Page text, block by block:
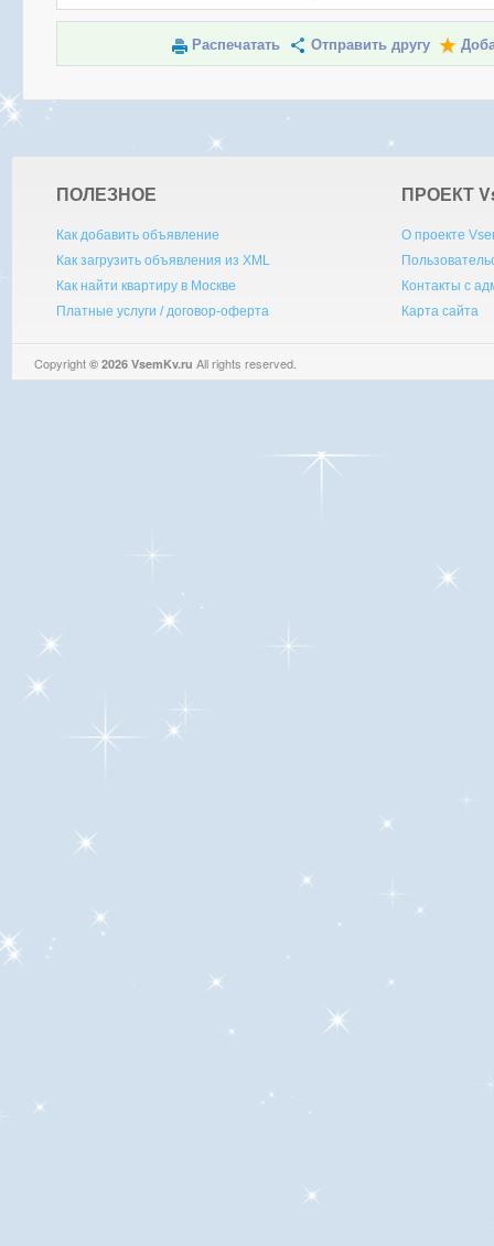
Распечатать Отправить другу
ПОЛЕЗНОЕ
Как добавить объявление
Как загрузить объявления из XML
Как найти квартиру в Москве
Платные услуги / договор-оферта
ПРОЕКТ V
О проекте
Контакты с
Карта сайта
Copyright © 2026 VsemKv.ru All rights reserved.